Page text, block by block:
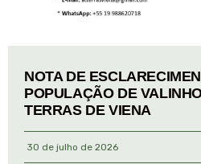
NOTA DE
POPULAÇÃO DE
TERRAS DE VIENA
30 de julho de 2026